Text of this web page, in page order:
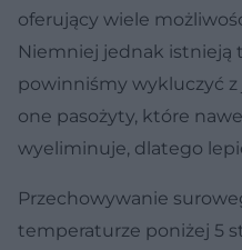
oferujący wiele
Niemniej jednak istnieją
powinniśmy wykluczyć z
one pasożyty, które
wyeliminuje, dlatego
Przechowywanie
temperaturze poniżej 5